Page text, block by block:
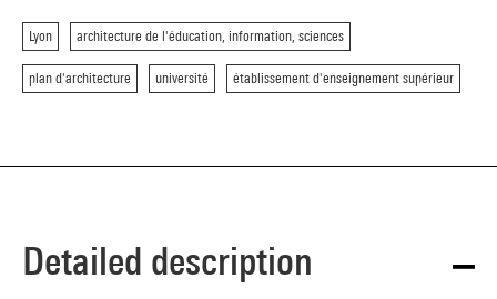
Lyon architecture de l'éducation, information, sciences
plan d'architecture université établissement d'enseignement supérieur
Detailed description